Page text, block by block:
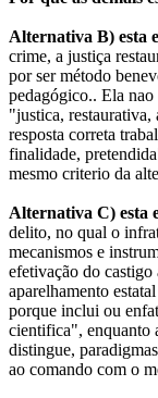
Alternativa B) esta
crime, a justiça
por ser método
pedagógico.. Ela
"justica, restaurativa,
resposta correta
finalidade,
mesmo criterio da
Alternativa C) esta
delito, no qual o
mecanismos e
efetivação do castigo
aparelhamento
porque inclui ou
cientifica", enquanto
distingue,
ao comando com o